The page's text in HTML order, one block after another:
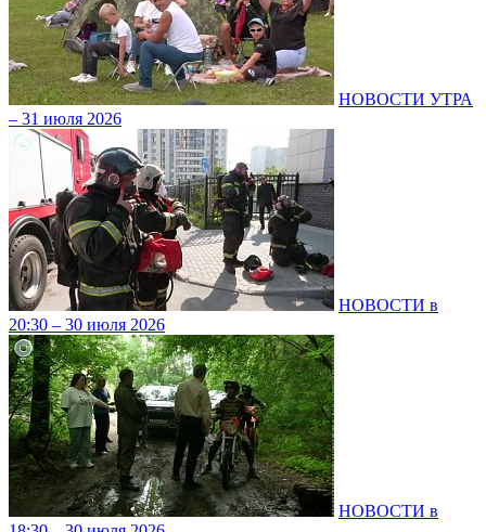
НОВОСТИ УТРА
– 31 июля 2026
НОВОСТИ в
20:30 – 30 июля 2026
НОВОСТИ в